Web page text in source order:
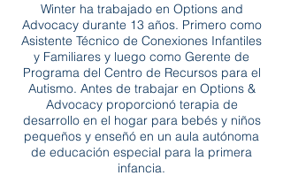
Winter ha trabajado en Options and
Advocacy durante 13 años. Primero como
Asistente Técnico de Conexiones Infantiles
y Familiares y luego como Gerente de
Programa del Centro de Recursos para el
Autismo. Antes de trabajar en Options &
Advocacy proporcionó terapia de
desarrollo en el hogar para bebés y niños
pequeños y enseñó en un aula autónoma
de educación especial para la primera
infancia.